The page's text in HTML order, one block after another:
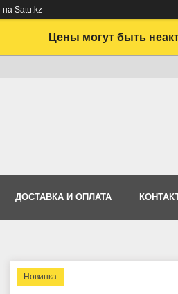
на Satu.kz
Цены могут быть
ДОСТАВКА И ОПЛАТА
Новинка